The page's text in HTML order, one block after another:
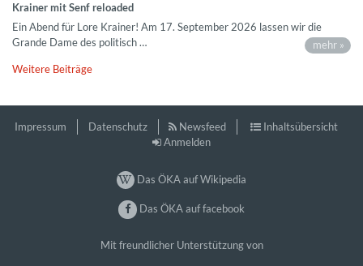
Krainer mit Senf reloaded
Ein Abend für Lore Krainer! Am 17. September 2026 lassen wir die
Grande Dame des politisch …
mehr »
Weitere Beiträge
Impressum Datenschutz Newsfeed
Inhaltsübersicht
Anmelden
Das ÖKA auf Wikipedia
Das ÖKA auf facebook
Mit freundlicher Unterstützung von